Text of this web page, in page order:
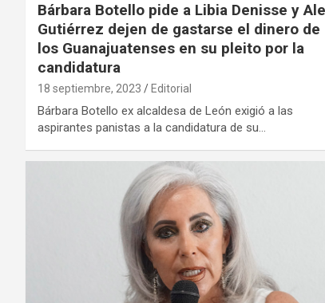
Bárbara Botello pide a Libia Denisse y Ale
Gutiérrez dejen de gastarse el dinero de
los Guanajuatenses en su pleito por la
candidatura
18 septiembre, 2023 Editorial
Bárbara Botello ex alcaldesa de León exigió a las
aspirantes panistas a la candidatura de su…